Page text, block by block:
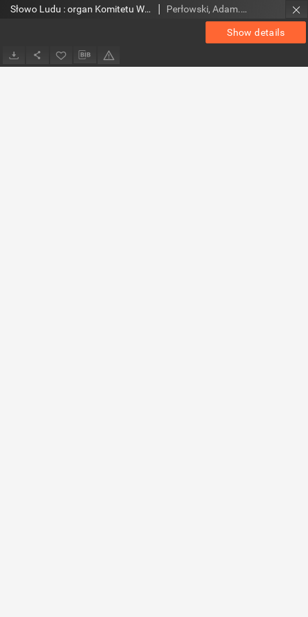
Show details
Słowo Ludu : organ Komitetu Wojewódzkiego Polskiej Zjednoczonej Partii Robotniczej, 1985, R.XXXVI, nr 64 Perłowski, Adam. Red.